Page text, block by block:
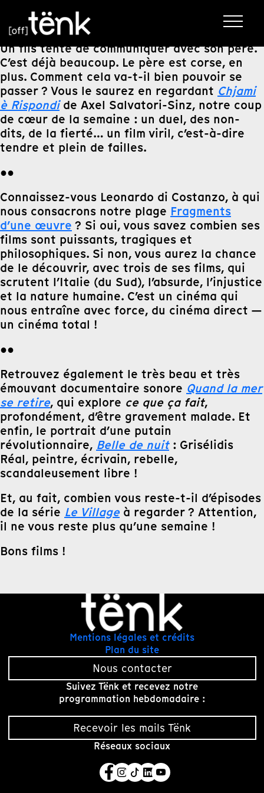
Un fils tente de communiquer avec son père.
C’est déjà beaucoup. Le père est corse, en
plus. Comment cela va-t-il bien pouvoir se
passer ? Vous le saurez en regardant Chjami
è Rispondide Axel Salvatori-Sinz, notre coup
de cœur de la semaine : un duel, des non-
dits, de la fierté… un film viril, c’est-à-dire
tendre et plein de failles.
●●
Connaissez-vous Leonardo di Costanzo, à qui
nous consacrons notre plage Fragments
d’une œuvre ? Si oui, vous savez combien ses
films sont puissants, tragiques et
philosophiques. Si non, vous aurez la chance
de le découvrir, avec trois de ses films, qui
scrutent l’Italie (du Sud), l’absurde, l’injustice
et la nature humaine. C’est un cinéma qui
nous entraîne avec force, du cinéma direct —
un cinéma total !
●●
Retrouvez également le très beau et très
émouvant documentaire sonore Quand la mer
se retire, qui explore ce que ça fait,
profondément, d’être gravement malade. Et
enfin, le portrait d’une putain
révolutionnaire, Belle de nuit: Grisélidis
Réal, peintre, écrivain, rebelle,
scandaleusement libre !
Et, au fait, combien vous reste-t-il d’épisodes
de la série Le Villageà regarder ? Attention,
il ne vous reste plus qu’une semaine !
Bons films !
Mentions légales et crédits
Plan du site
Nous contacter
Suivez Tënk et recevez notre
programmation hebdomadaire :
Recevoir les mails Tënk
Réseaux sociaux